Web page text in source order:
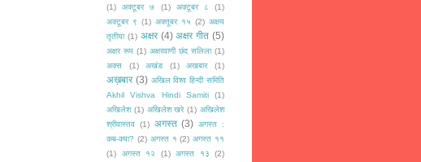
(1)
अक्टूबर ७ (1) अक्टूबर ८
(1)
अक्टूबर ९ (1) अक्तूबर १५ (2) अक्षय
तृतीया (1) अक्षर (4) अक्षर गीत (5)
अक्षर रूप (1) अक्षरवाणी छंद सलिला (1)
अक्स
(1) अखंड (1) अखबार (1)
अख़बार (3) अखिल विश्व हिन्दी समिति
Akhil Vishva Hindi Samiti
(1)
अखिलेश (1) अखिलेश खरे (1) अखिलेश
श्रीवास्तव (1) अगस्त (3) अगस्त :
कब-क्या? (2) अगस्त १ (2) अगस्त ११
(1)
अगस्त १२ (1) अगस्त १३
(2)